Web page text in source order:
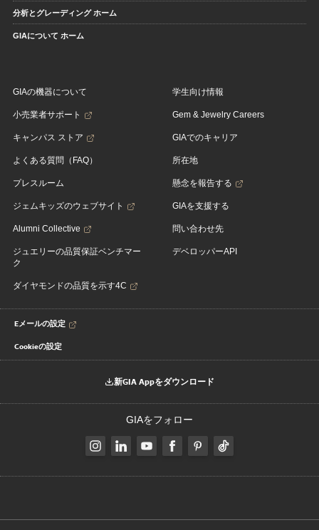
分析とグレーディング ホーム
GIAについて ホーム
GIAの機器について
小売業者サポート
キャンパス ストア
よくある質問（FAQ）
プレスルーム
ジェムキッズのウェブサイト
Alumni Collective
ジュエリーの品質保証ベンチマー
ク
ダイヤモンドの品質を示す4C
学生向け情報
Gem & Jewelry Careers
GIAでのキャリア
所在地
懸念を報告する
GIAを支援する
問い合わせ先
デベロッパーAPI
Eメールの設定
Cookieの設定
新GIA Appをダウンロード
GIAをフォロー